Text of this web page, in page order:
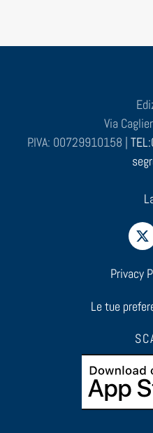
Via
P.IVA: 00729910158 |
Privacy
Le tue